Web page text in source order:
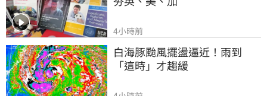
4小時前
白海豚颱風擺盪逼近！雨到
「這時」才趨緩